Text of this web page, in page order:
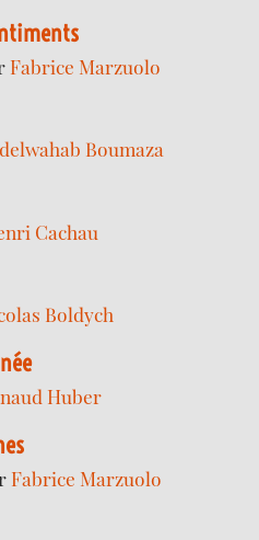
Fabrice Marzuolo
Boumaza
Cachau
Boldych
Huber
Fabrice Marzuolo